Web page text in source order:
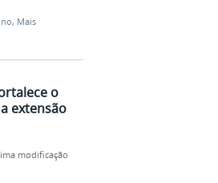
, Mais
o
extensão
modificação